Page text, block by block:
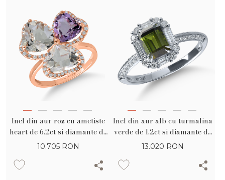
Inel din aur roz cu ametiste
heart de 6.2ct si diamante de
0.2ct
10.705 RON
Inel din aur alb cu turmalina
verde de 1.2ct si diamante de
0.4ct
13.020 RON